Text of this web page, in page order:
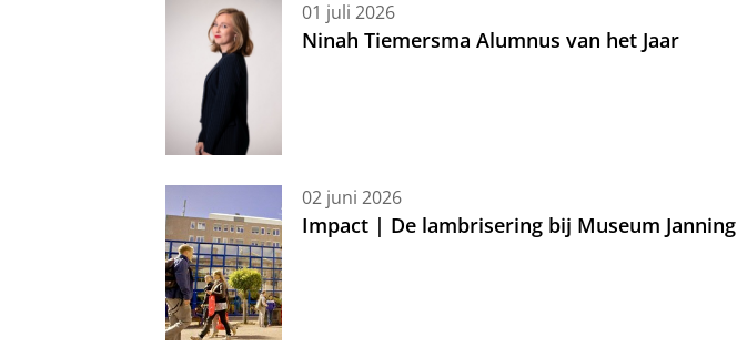
01 juli 2026
Ninah Tiemersma Alumnus van het Jaar
02 juni 2026
Impact | De lambrisering bij Museum Janning